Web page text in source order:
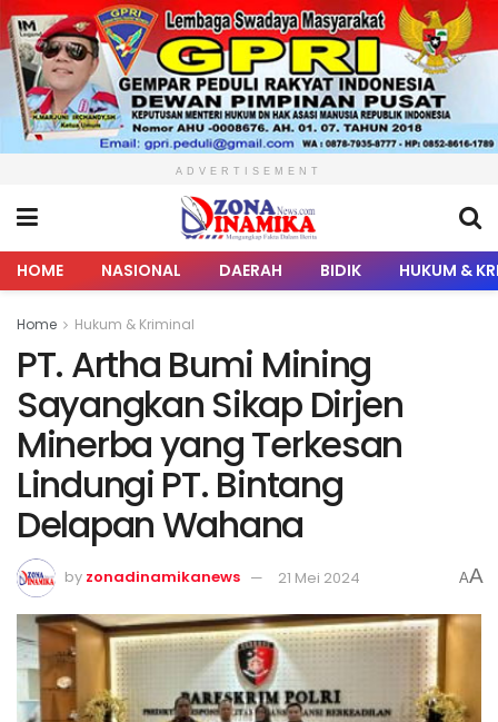
ADVERTISEMENT
HOME NASIONAL DAERAH BIDIK HUKUM &
Home Hukum & Kriminal
PT. Artha Bumi Mining
Sayangkan Sikap Dirjen
Minerba yang Terkesan
Lindungi PT. Bintang
Delapan Wahana
by zonadinamikanews 21 Mei 2024 AA